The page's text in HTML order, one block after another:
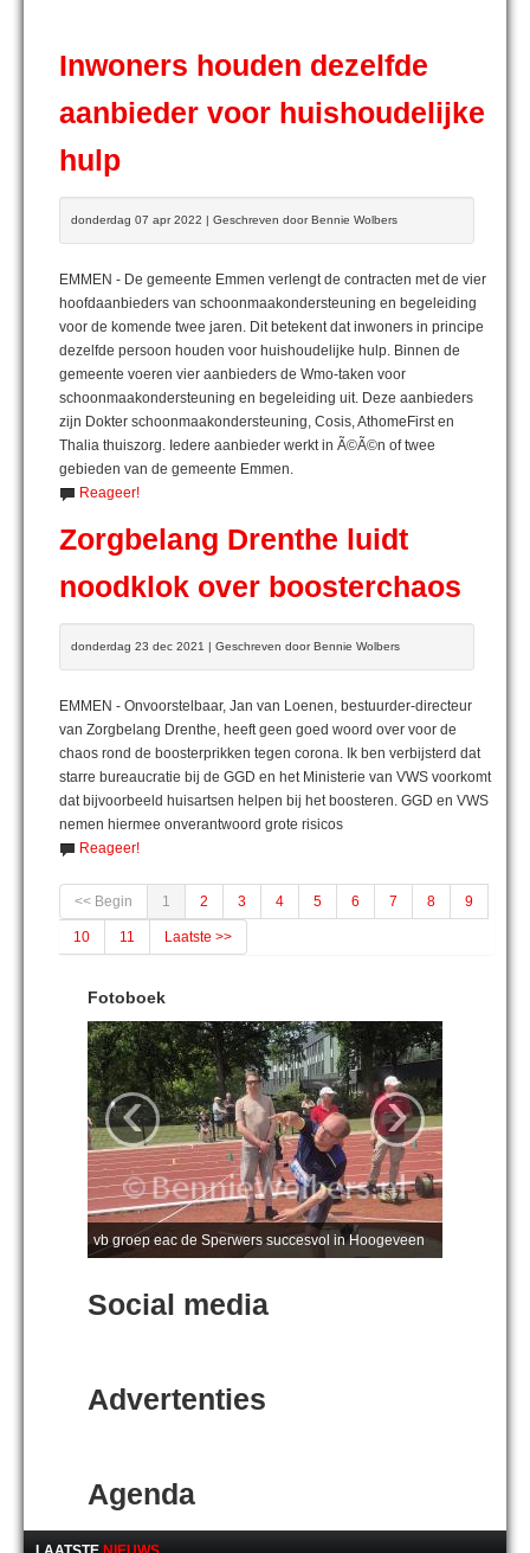
Inwoners houden dezelfde
aanbieder voor huishoudelijke
hulp
donderdag 07 apr 2022 | Geschreven door Bennie Wolbers
EMMEN - De gemeente Emmen verlengt de contracten met de vier
hoofdaanbieders van schoonmaakondersteuning en begeleiding
voor de komende twee jaren. Dit betekent dat inwoners in principe
dezelfde persoon houden voor huishoudelijke hulp. Binnen de
gemeente voeren vier aanbieders de Wmo-taken voor
schoonmaakondersteuning en begeleiding uit. Deze aanbieders
zijn Dokter schoonmaakondersteuning, Cosis, AthomeFirst en
Thalia thuiszorg. Iedere aanbieder werkt in Ã©Ã©n of twee
gebieden van de gemeente Emmen.
Reageer!
Zorgbelang Drenthe luidt
noodklok over boosterchaos
donderdag 23 dec 2021 | Geschreven door Bennie Wolbers
EMMEN - Onvoorstelbaar, Jan van Loenen, bestuurder-directeur
van Zorgbelang Drenthe, heeft geen goed woord over voor de
chaos rond de boosterprikken tegen corona. Ik ben verbijsterd dat
starre bureaucratie bij de GGD en het Ministerie van VWS voorkomt
dat bijvoorbeeld huisartsen helpen bij het boosteren. GGD en VWS
nemen hiermee onverantwoord grote risicos
Reageer!
<< Begin 1 2 3 4 5 6 7 8 9
10 11 Laatste >>
Fotoboek
vb groep eac de Sperwers succesvol in Hoogeveen
‹ ›
Social media
Advertenties
Agenda